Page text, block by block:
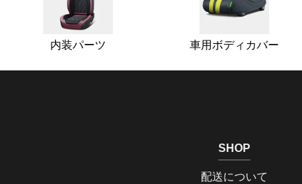
内装パーツ 車用ボディカバー
SHOP
配送について